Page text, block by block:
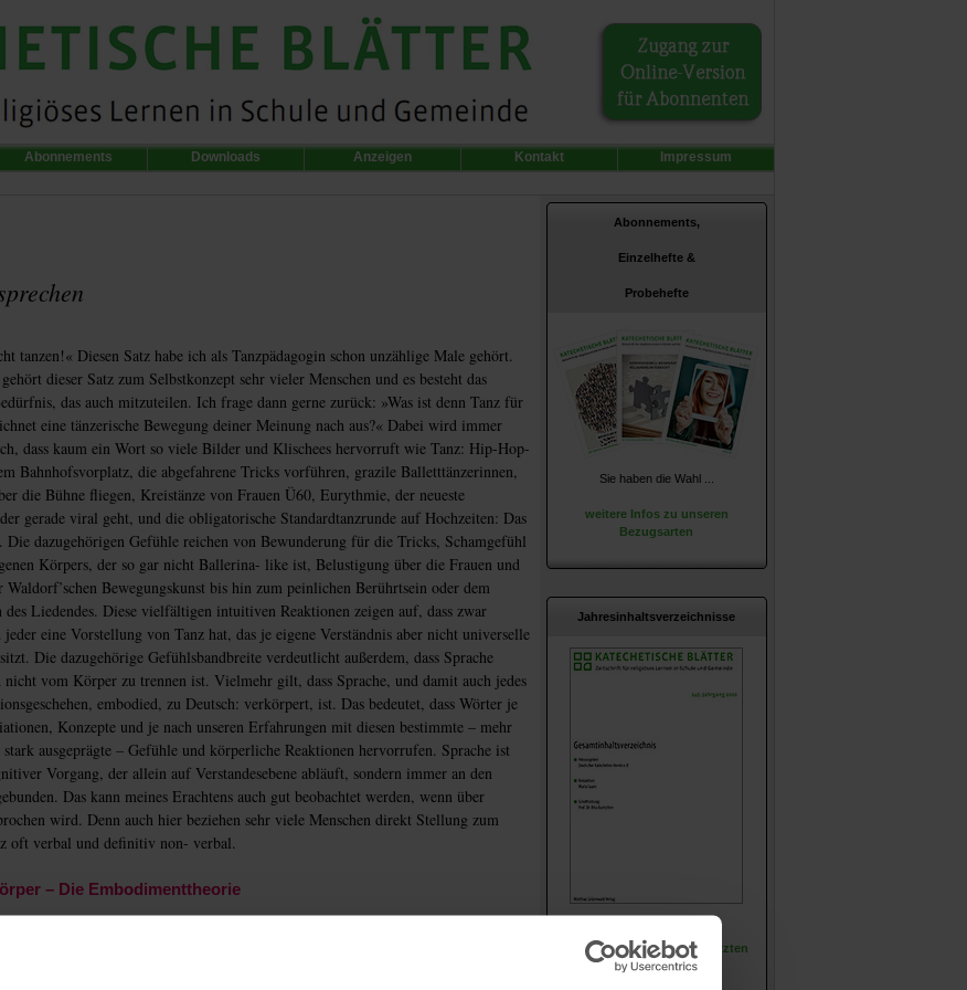
Abonnements Downloads Anzeigen Kontakt Impressum
tanzen!« Diesen Satz habe ich als Tanzpädagogin schon unzählige Male gehört.
dieser Satz zum Selbstkonzept sehr vieler Menschen und es besteht das
das auch mitzuteilen. Ich frage dann gerne zurück: »Was ist denn Tanz für
eine tänzerische Bewegung deiner Meinung nach aus?« Dabei wird immer
dass kaum ein Wort so viele Bilder und Klischees hervorruft wie Tanz: Hip-Hop-
Bahnhofsvorplatz, die abgefahrene Tricks vorführen, grazile Balletttänzerinnen,
die Bühne fliegen, Kreistänze von Frauen Ü60, Eurythmie, der neueste
gerade viral geht, und die obligatorische Standardtanzrunde auf Hochzeiten: Das
Die dazugehörigen Gefühle reichen von Bewunderung für die Tricks, Schamgefühl
Körpers, der so gar nicht Ballerina- like ist, Belustigung über die Frauen und
Waldorf’schen Bewegungskunst bis hin zum peinlichen Berührtsein oder dem
des Liedendes. Diese vielfältigen intuitiven Reaktionen zeigen auf, dass zwar
eine Vorstellung von Tanz hat, das je eigene Verständnis aber nicht universelle
Die dazugehörige Gefühlsbandbreite verdeutlicht außerdem, dass Sprache
vom Körper zu trennen ist. Vielmehr gilt, dass Sprache, und damit auch jedes
embodied, zu Deutsch: verkörpert, ist. Das bedeutet, dass Wörter je
Konzepte und je nach unseren Erfahrungen mit diesen bestimmte – mehr
ausgeprägte – Gefühle und körperliche Reaktionen hervorrufen. Sprache ist
Vorgang, der allein auf Verstandesebene abläuft, sondern immer an den
Das kann meines Erachtens auch gut beobachtet werden, wenn über
wird. Denn auch hier beziehen sehr viele Menschen direkt Stellung zum
oft verbal und definitiv non- verbal.
– Die Embodimenttheorie
Abonnements,
Einzelhefte &
Probehefte
Sie haben die Wahl ...
weitere Infos zu unseren
Bezugsarten
Jahresinhaltsverzeichnisse
Jahresverzeichnisse der letzten
Jahre einsehen.